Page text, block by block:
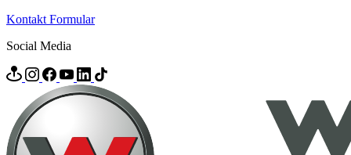
Kontakt Formular
Social Media